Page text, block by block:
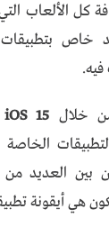
كل الألعاب التي
بتطبيقات
من خلال 15
الخاصة
بين العديد من
هي أيقونة